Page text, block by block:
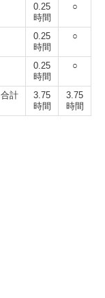
0.25
時間
○
0.25
時間
○
0.25
時間
○
合計
3.75
時間
3.75
時間